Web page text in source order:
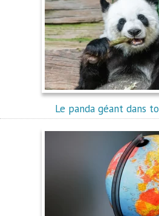
Le panda géant dans